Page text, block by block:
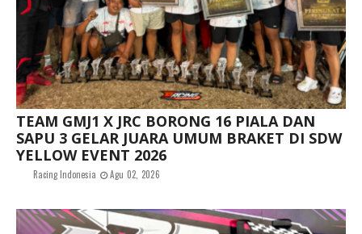
TEAM GMJ1 X JRC BORONG 16 PIALA DAN
SAPU 3 GELAR JUARA UMUM BRAKET DI SDW
YELLOW EVENT 2026
Racing Indonesia Agu 02, 2026